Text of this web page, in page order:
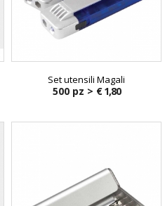
Set utensili Magali
500 pz > € 1,80